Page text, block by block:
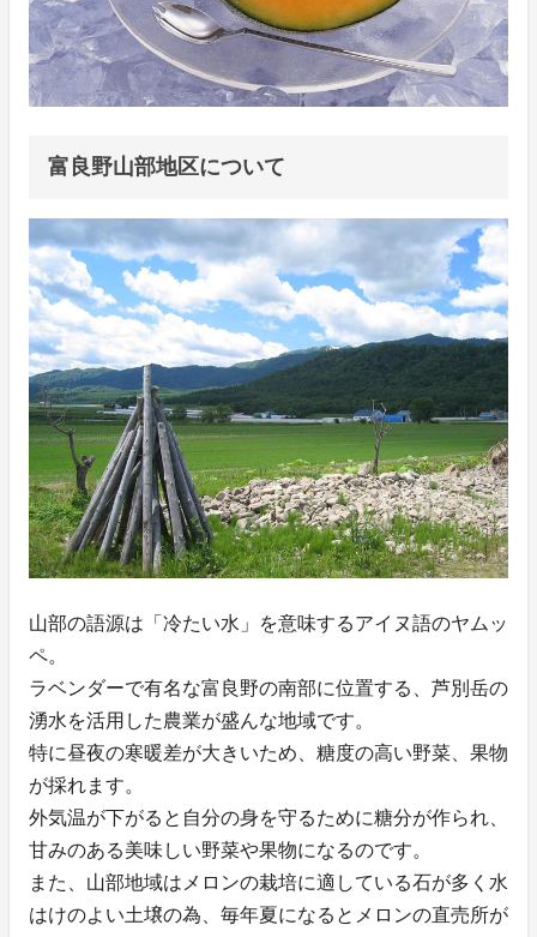
富良野山部地区について
山部の語源は「冷たい水」を意味するアイヌ語のヤムッ
ペ。
ラベンダーで有名な富良野の南部に位置する、芦別岳の
湧水を活用した農業が盛んな地域です。
特に昼夜の寒暖差が大きいため、糖度の高い野菜、果物
が採れます。
外気温が下がると自分の身を守るために糖分が作られ、
甘みのある美味しい野菜や果物になるのです。
また、山部地域はメロンの栽培に適している石が多く水
はけのよい土壌の為、毎年夏になるとメロンの直売所が